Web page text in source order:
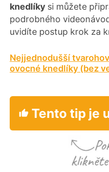
knedlíky si můžete
podrobného
uvidíte postup krok za
Nejjednodušší
ovocné knedlíky (bez
Tento tip je